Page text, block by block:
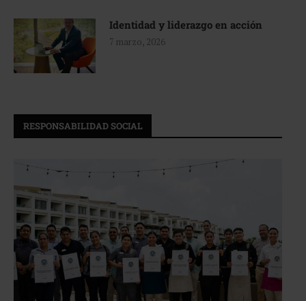
Identidad y liderazgo en acción
7 marzo, 2026
RESPONSABILIDAD SOCIAL